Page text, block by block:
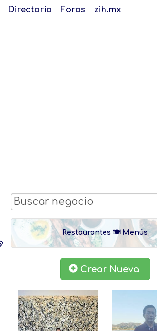
Directorio Foros zih.mx
Restaurantes 🍽 Menús
Crear Nueva